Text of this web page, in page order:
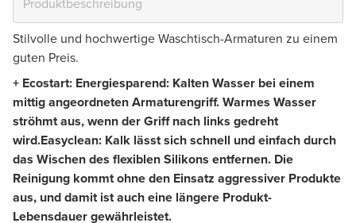
Stilvolle und hochwertige Waschtisch-Armaturen zu einem
guten Preis.
+ Ecostart: Energiesparend: Kalten Wasser bei einem
mittig angeordneten Armaturengriff. Warmes Wasser
ströhmt aus, wenn der Griff nach links gedreht
wird.Easyclean: Kalk lässt sich schnell und einfach durch
das Wischen des flexiblen Silikons entfernen. Die
Reinigung kommt ohne den Einsatz aggressiver Produkte
aus, und damit ist auch eine längere Produkt-
Lebensdauer gewährleistet.